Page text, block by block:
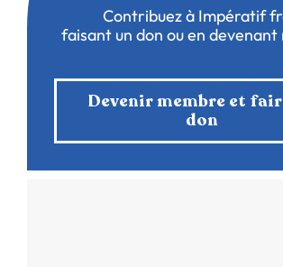
Contribuez à Impératif
faisant un don ou en devenant
Devenir membre et
don